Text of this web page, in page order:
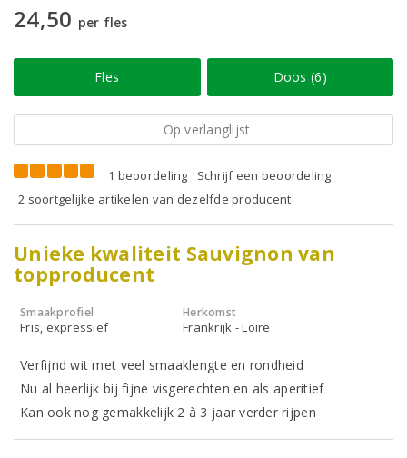
24,50 per fles
Fles Doos (6)
Op verlanglijst
1 beoordeling
Schrijf een beoordeling
2 soortgelijke artikelen van dezelfde producent
Unieke kwaliteit Sauvignon van
topproducent
Smaakprofiel
Fris, expressief
Herkomst
Frankrijk - Loire
Verfijnd wit met veel smaaklengte en rondheid
Nu al heerlijk bij fijne visgerechten en als aperitief
Kan ook nog gemakkelijk 2 à 3 jaar verder rijpen